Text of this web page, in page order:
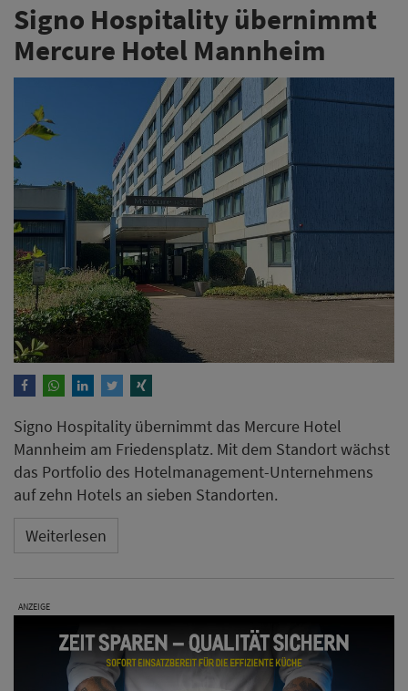
Signo Hospitality übernimmt
Mercure Hotel Mannheim
Signo Hospitality übernimmt das Mercure Hotel
Mannheim am Friedensplatz. Mit dem Standort wächst
das Portfolio des Hotelmanagement-Unternehmens
auf zehn Hotels an sieben Standorten.
Weiterlesen
ANZEIGE